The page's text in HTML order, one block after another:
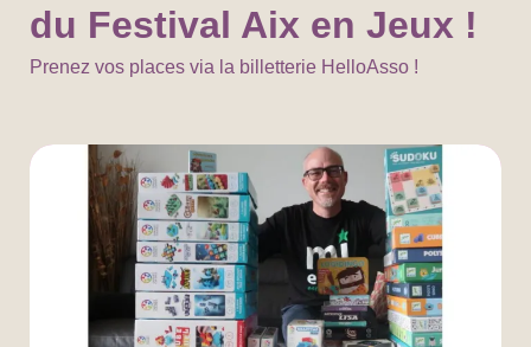
du Festival Aix en Jeux !
Prenez vos places via la billetterie HelloAsso !